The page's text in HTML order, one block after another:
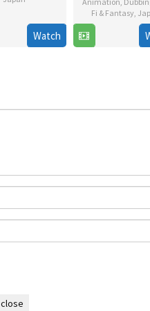
2026
Watch
Fi & Fantasy
close